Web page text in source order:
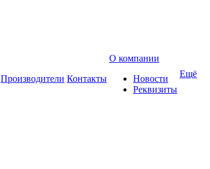
Производители Контакты
О компании
Новости
Реквизиты
Ещё